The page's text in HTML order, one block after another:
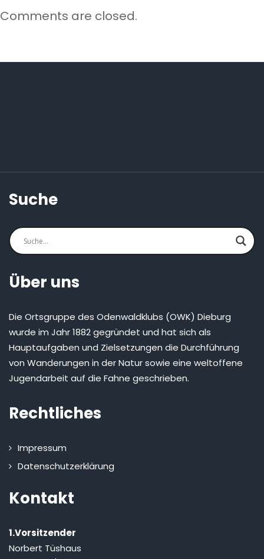
Comments are closed.
Suche
Über uns
Die Ortsgruppe des Odenwaldklubs (OWK) Dieburg
wurde im Jahr 1882 gegründet und hat sich als
Hauptaufgaben und Zielsetzungen die Durchführung
von Wanderungen in der Natur sowie eine weltoffene
Jugendarbeit auf die Fahne geschrieben.
Rechtliches
Impressum
Datenschutzerklärung
Kontakt
1.Vorsitzender
Norbert Tüshaus